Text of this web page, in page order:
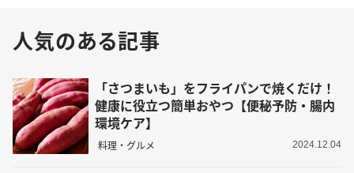
人気のある記事
「さつまいも」をフライパンで焼くだけ！
健康に役立つ簡単おやつ【便秘予防・腸内
環境ケア】
料理・グルメ 2024.12.04